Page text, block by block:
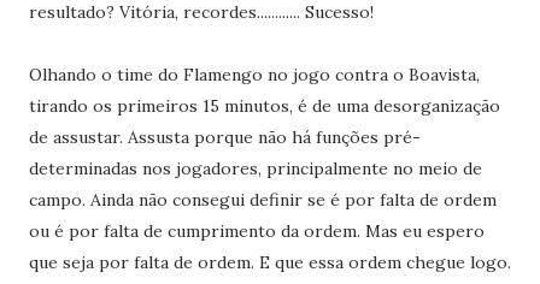
resultado? Vitória, recordes............ Sucesso!
Olhando o time do Flamengo no jogo contra o Boavista,
tirando os primeiros 15 minutos, é de uma desorganização
de assustar. Assusta porque não há funções pré-
determinadas nos jogadores, principalmente no meio de
campo. Ainda não consegui definir se é por falta de ordem
ou é por falta de cumprimento da ordem. Mas eu espero
que seja por falta de ordem. E que essa ordem chegue logo.